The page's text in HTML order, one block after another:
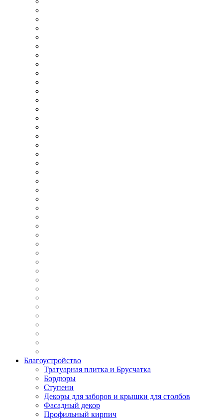
Благоустройство
Тратуарная плитка и Брусчатка
Бордюры
Ступени
Декоры для заборов и крышки для столбов
Фасадный декор
Профильный кирпич